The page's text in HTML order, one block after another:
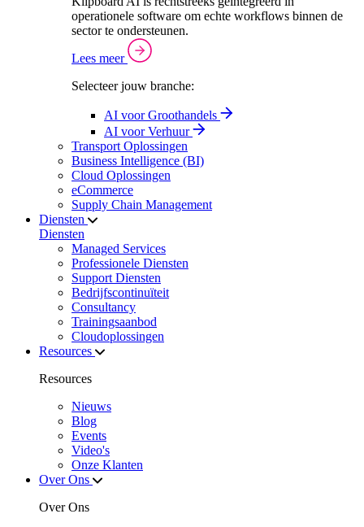
operationele software om echte workflows binnen de
sector te ondersteunen.
Lees meer
Selecteer jouw branche:
AI voor Groothandels
AI voor Verhuur
Transport Oplossingen
Business Intelligence (BI)
Cloud Oplossingen
eCommerce
Supply Chain Management
Diensten
Diensten
Managed Services
Professionele Diensten
Support Diensten
Bedrijfscontinuïteit
Consultancy
Trainingsaanbod
Cloudoplossingen
Resources
Resources
Nieuws
Blog
Events
Video's
Onze Klanten
Over Ons
Over Ons